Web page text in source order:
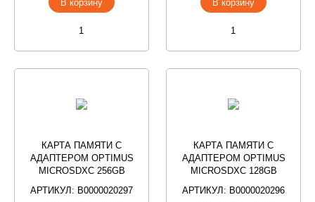
В корзину В корзину
КАРТА ПАМЯТИ С
АДАПТЕРОМ OPTIMUS
MICROSDXC 256GB
АРТИКУЛ: В0000020297
КАРТА ПАМЯТИ С
АДАПТЕРОМ OPTIMUS
MICROSDXC 128GB
АРТИКУЛ: В0000020296